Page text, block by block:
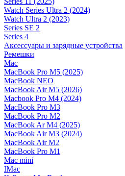
Watch Series Ultra 2 (2024)
Watch Ultra 2 (2023)
Series SE 2
Series 4
Аксессуары и зарядные устройства
Ремешки
Mac
MacBook Pro M5 (2025)
MacBook NEO
MacBook Air M5 (2026)
Macbook Pro M4 (2024)
MacBook Pro M3
MacBook Pro M2
MacBook Ar M4 (2025)
MacBook Air M3 (2024)
MacBook Air M2
MacBook Pro M1
Mac mini
IMac